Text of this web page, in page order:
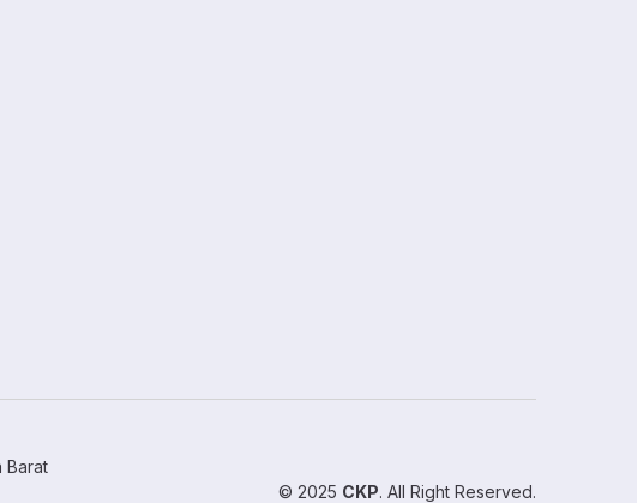
Barat
© 2025 CKP. All Right Reserved.